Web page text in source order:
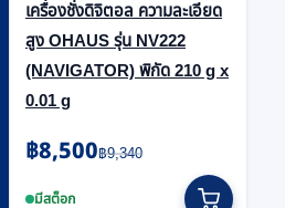
เครื่องชั่งดิจิตอล ความละเอียด
สูง OHAUS รุ่น NV222
(NAVIGATOR) พิกัด 210 g x
0.01 g
฿9,340
Original
price
was:
฿8,500
Current
price
is:มีสต็อก